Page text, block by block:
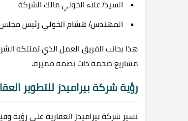
السيد/ علاء الخولي مالك الشركة
المهندس/ هشام الخولي رئيس مجلس
هذا بجانب الفريق العمل الذي تمتلكه
مشاريع ضحمة ذات بصمة مميزة.
رؤية شركة بيراميدز للتطوير
تسير شركة بيراميدز العقارية على رؤية